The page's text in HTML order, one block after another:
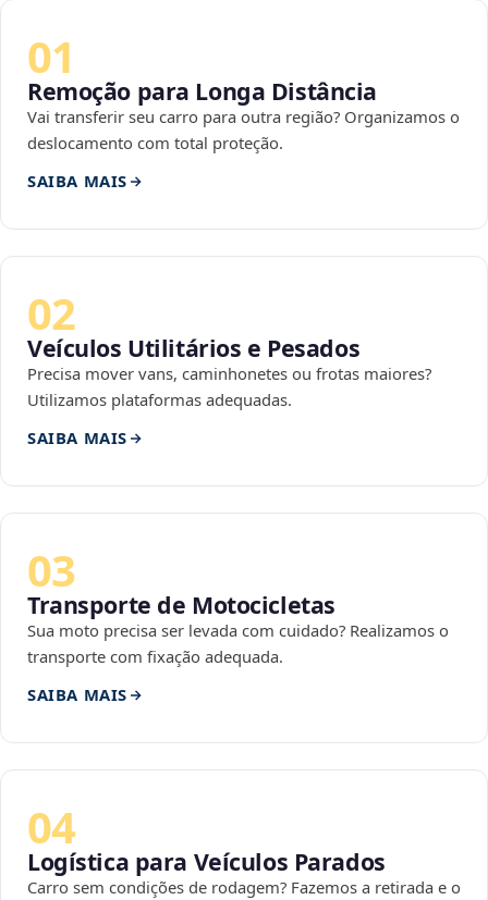
01
Remoção para Longa Distância
Vai transferir seu carro para outra região? Organizamos o
deslocamento com total proteção.
SAIBA MAIS
02
Veículos Utilitários e Pesados
Precisa mover vans, caminhonetes ou frotas maiores?
Utilizamos plataformas adequadas.
SAIBA MAIS
03
Transporte de Motocicletas
Sua moto precisa ser levada com cuidado? Realizamos o
transporte com fixação adequada.
SAIBA MAIS
04
Logística para Veículos Parados
Carro sem condições de rodagem? Fazemos a retirada e o